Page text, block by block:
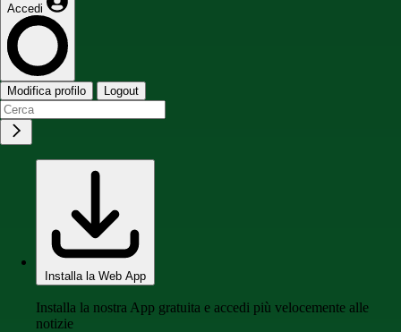
Accedi
Modifica profilo Logout
Installa la Web App
Installa la nostra App gratuita e accedi più velocemente alle
notizie